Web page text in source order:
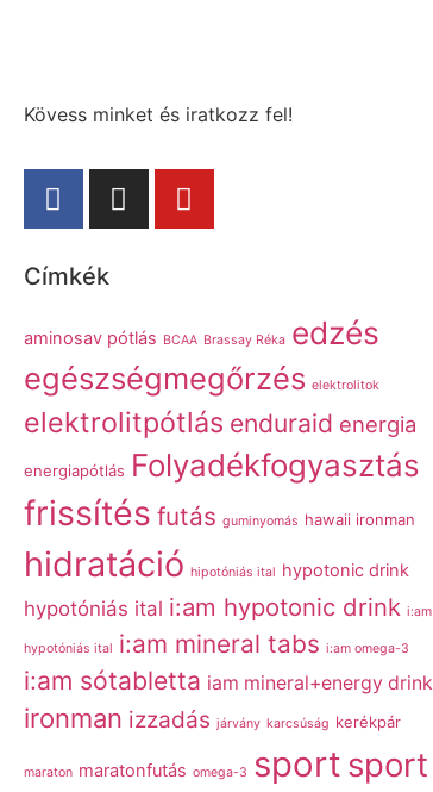
Kövess minket és iratkozz fel!
Címkék
aminosav pótlás BCAA Brassay Réka edzés
egészségmegőrzés elektrolitok
elektrolitpótlás enduraid energia
energiapótlás Folyadékfogyasztás
frissítés futás guminyomás hawaii ironman
hidratáció hipotóniás ital hypotonic drink
hypotóniás ital i:am hypotonic drink i:am
hypotóniás ital i:am mineral tabs i:am omega-3
i:am sótabletta iam mineral+energy drink
ironman izzadás járvány karcsúság kerékpár
maraton maratonfutás omega-3 sport sport